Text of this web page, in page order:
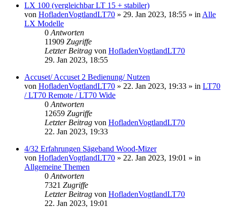
LX 100 (vergleichbar LT 15 + stabiler)
von HofladenVogtlandLT70 » 29. Jan 2023, 18:55 » in Alle
LX Modelle
0 Antworten
11909 Zugriffe
Letzter Beitrag von HofladenVogtlandLT70
29. Jan 2023, 18:55
Accuset/ Accuset 2 Bedienung/ Nutzen
von HofladenVogtlandLT70 » 22. Jan 2023, 19:33 » in LT70
/ LT70 Remote / LT70 Wide
0 Antworten
12659 Zugriffe
Letzter Beitrag von HofladenVogtlandLT70
22. Jan 2023, 19:33
4/32 Erfahrungen Sägeband Wood-Mizer
von HofladenVogtlandLT70 » 22. Jan 2023, 19:01 » in
Allgemeine Themen
0 Antworten
7321 Zugriffe
Letzter Beitrag von HofladenVogtlandLT70
22. Jan 2023, 19:01